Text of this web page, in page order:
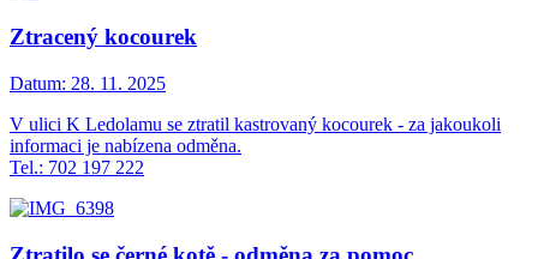
Ztracený kocourek
Datum: 28. 11. 2025
V ulici K Ledolamu se ztratil kastrovaný kocourek - za jakoukoli
informaci je nabízena odměna.
Tel.: 702 197 222